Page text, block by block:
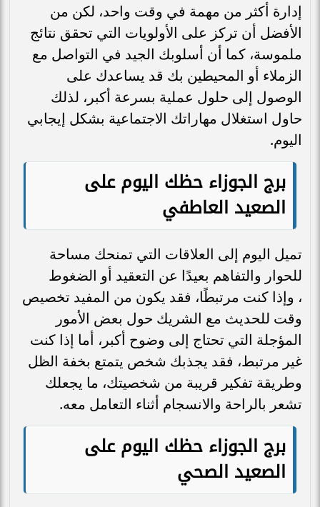
إدارة أكثر من مهمة في وقت واحد، لكن من
الأفضل أن تركز على الأولويات التي تحقق نتائج
ملموسة، كما أن أسلوبك الجيد في التواصل مع
الزملاء أو المحيطين بك قد يساعدك على
الوصول إلى حلول عملية بسرعة أكبر، لذلك
حاول استغلال مهاراتك الاجتماعية بشكل إيجابي
اليوم.
برج الجوزاء حظك اليوم على
الصعيد العاطفي
تميل اليوم إلى العلاقات التي تمنحك مساحة
للحوار والتفاهم بعيدًا عن التعقيد أو الضغوط
، وإذا كنت مرتبطًا، فقد يكون من المفيد تخصيص
وقت للحديث مع الشريك حول بعض الأمور
المؤجلة التي تحتاج إلى وضوح أكبر، أما إذا كنت
غير مرتبط، فقد يجذبك شخص يتمتع بخفة الظل
وطريقة تفكير قريبة من شخصيتك، ما يجعلك
تشعر بالراحة والانسجام أثناء التعامل معه.
برج الجوزاء حظك اليوم على
الصعيد الصحي